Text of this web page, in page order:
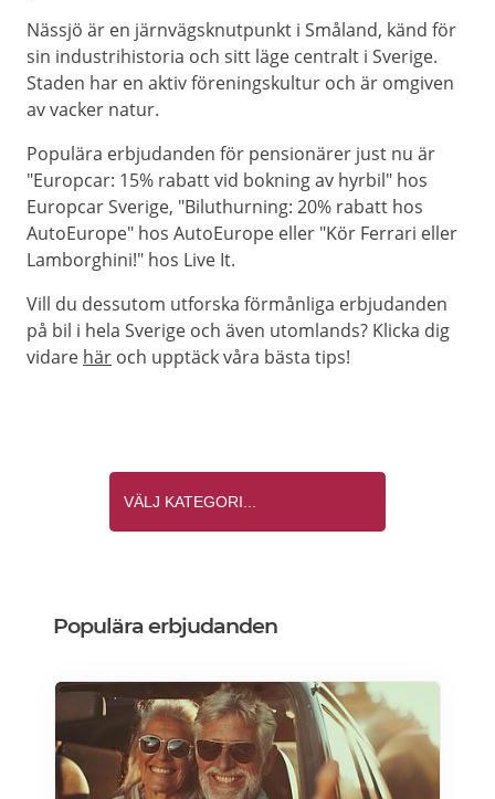
Nässjö är en järnvägsknutpunkt i Småland, känd för
sin industrihistoria och sitt läge centralt i Sverige.
Staden har en aktiv föreningskultur och är omgiven
av vacker natur.
Populära erbjudanden för pensionärer just nu är
"Europcar: 15% rabatt vid bokning av hyrbil" hos
Europcar Sverige, "Biluthurning: 20% rabatt hos
AutoEurope" hos AutoEurope eller "Kör Ferrari eller
Lamborghini!" hos Live It.
Vill du dessutom utforska förmånliga erbjudanden
på bil i hela Sverige och även utomlands? Klicka dig
vidare här och upptäck våra bästa tips!
Populära erbjudanden